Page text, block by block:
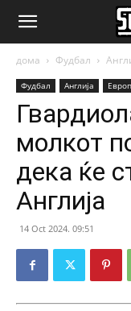
SuperSport.mk
дома Фудбал
Фудбал Англија
молкот
дека ќе
Англија
14 Oct 2024. 09:51